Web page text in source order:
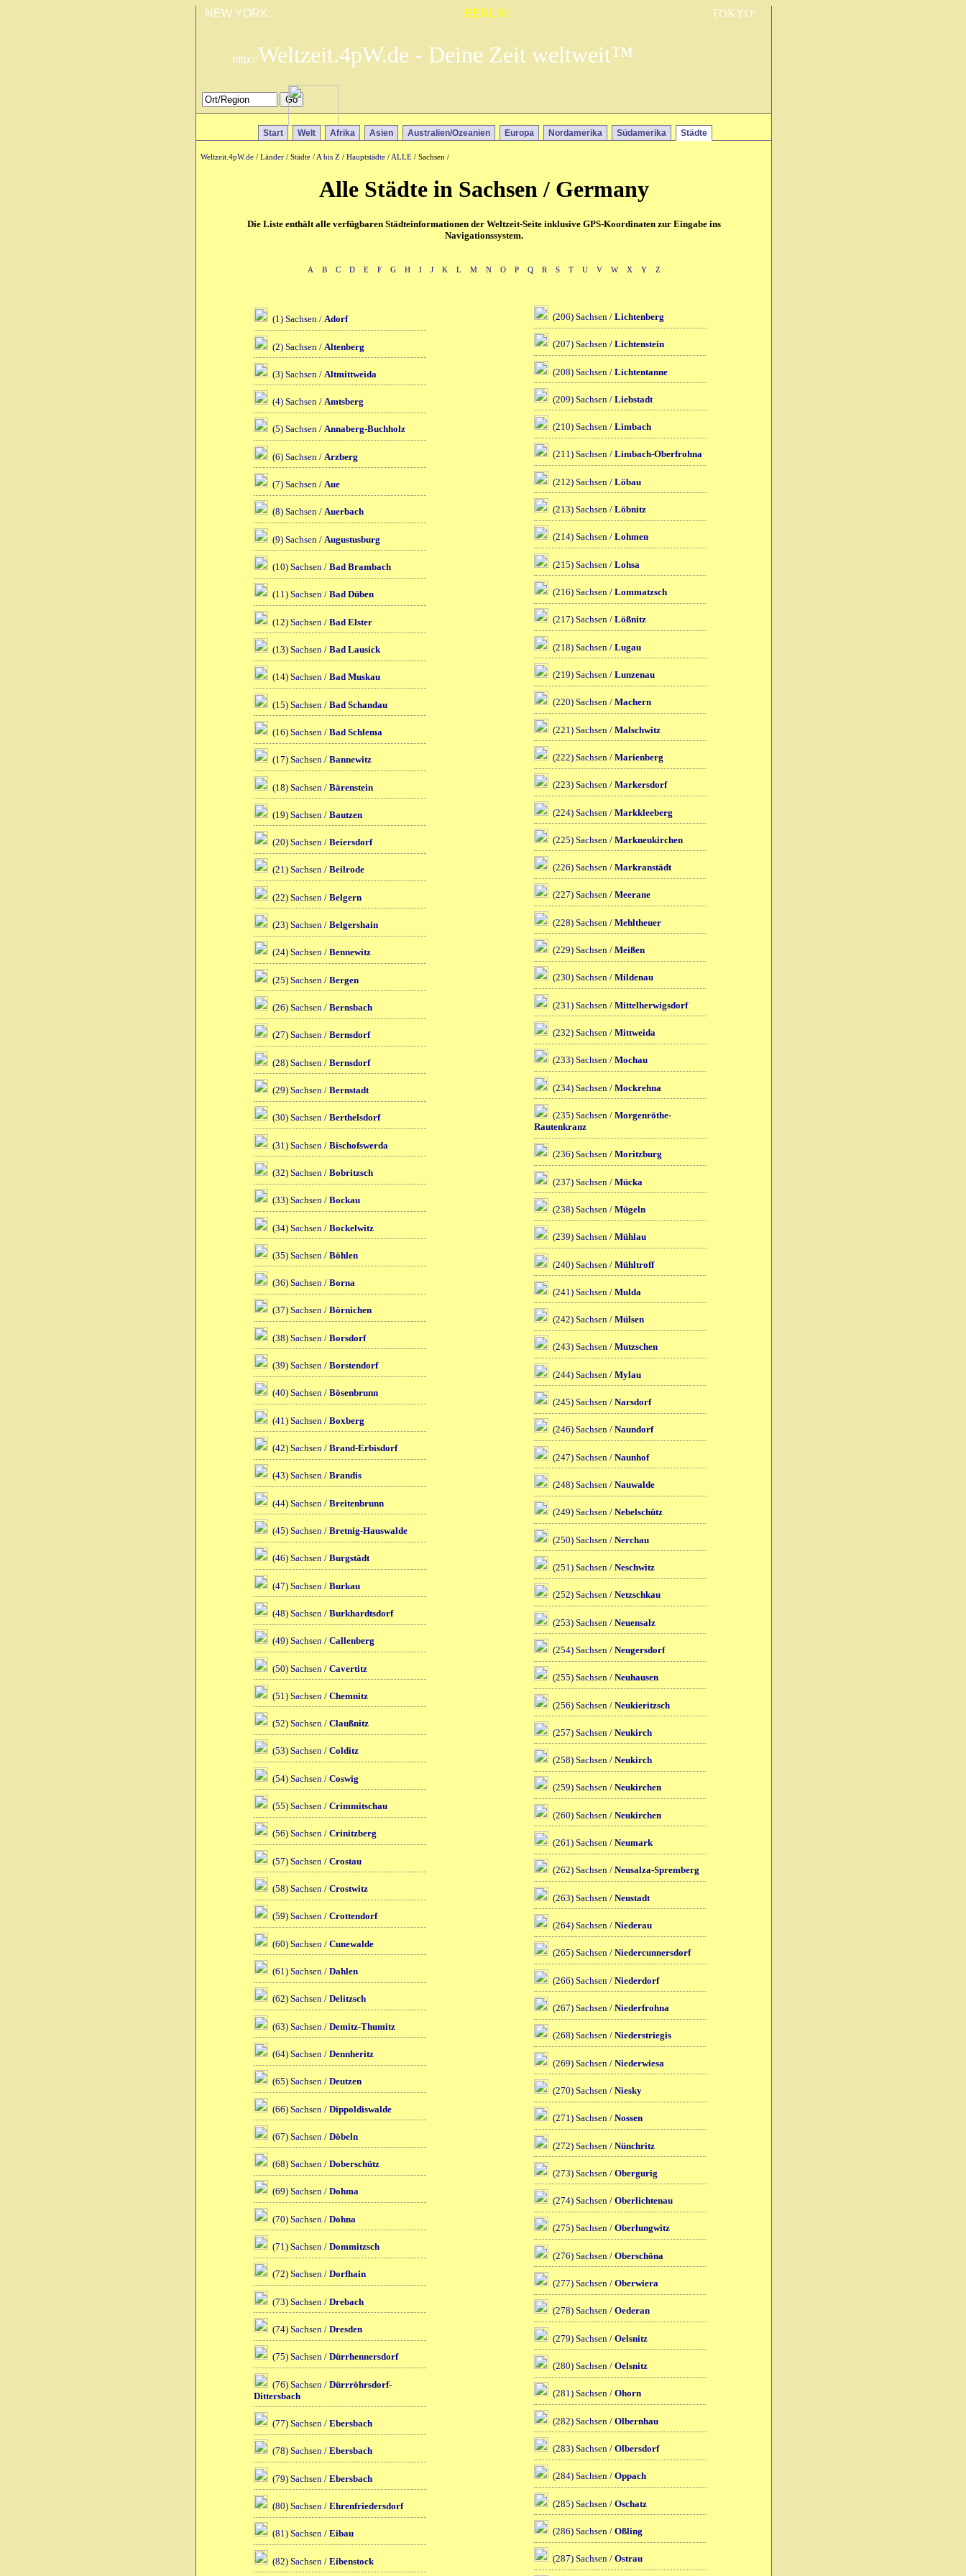
NEW YORK: BERLIN: TOKYO:
http://Weltzeit.4pW.de - Deine Zeit weltweit™
Start Welt Afrika Asien Australien/Ozeanien Europa Nordamerika Südamerika Städte
Weltzeit.4pW.de / Länder / Städte / A bis Z / Hauptstädte / ALLE / Sachsen /
Alle Städte in Sachsen / Germany
Die Liste enthält alle verfügbaren Städteinformationen der Weltzeit-Seite inklusive GPS-Koordinaten zur Eingabe ins
Navigationssystem.
A B C D E F G H I J K L M N O P Q R S T U V W X Y Z
(1) Sachsen / Adorf
(2) Sachsen / Altenberg
(3) Sachsen / Altmittweida
(4) Sachsen / Amtsberg
(5) Sachsen / Annaberg-Buchholz
(6) Sachsen / Arzberg
(7) Sachsen / Aue
(8) Sachsen / Auerbach
(9) Sachsen / Augustusburg
(10) Sachsen / Bad Brambach
(11) Sachsen / Bad Düben
(12) Sachsen / Bad Elster
(13) Sachsen / Bad Lausick
(14) Sachsen / Bad Muskau
(15) Sachsen / Bad Schandau
(16) Sachsen / Bad Schlema
(17) Sachsen / Bannewitz
(18) Sachsen / Bärenstein
(19) Sachsen / Bautzen
(20) Sachsen / Beiersdorf
(21) Sachsen / Beilrode
(22) Sachsen / Belgern
(23) Sachsen / Belgershain
(24) Sachsen / Bennewitz
(25) Sachsen / Bergen
(26) Sachsen / Bernsbach
(27) Sachsen / Bernsdorf
(28) Sachsen / Bernsdorf
(29) Sachsen / Bernstadt
(30) Sachsen / Berthelsdorf
(31) Sachsen / Bischofswerda
(32) Sachsen / Bobritzsch
(33) Sachsen / Bockau
(34) Sachsen / Bockelwitz
(35) Sachsen / Böhlen
(36) Sachsen / Borna
(37) Sachsen / Börnichen
(38) Sachsen / Borsdorf
(39) Sachsen / Borstendorf
(40) Sachsen / Bösenbrunn
(41) Sachsen / Boxberg
(42) Sachsen / Brand-Erbisdorf
(43) Sachsen / Brandis
(44) Sachsen / Breitenbrunn
(45) Sachsen / Bretnig-Hauswalde
(46) Sachsen / Burgstädt
(47) Sachsen / Burkau
(48) Sachsen / Burkhardtsdorf
(49) Sachsen / Callenberg
(50) Sachsen / Cavertitz
(51) Sachsen / Chemnitz
(52) Sachsen / Claußnitz
(53) Sachsen / Colditz
(54) Sachsen / Coswig
(55) Sachsen / Crimmitschau
(56) Sachsen / Crinitzberg
(57) Sachsen / Crostau
(58) Sachsen / Crostwitz
(59) Sachsen / Crottendorf
(60) Sachsen / Cunewalde
(61) Sachsen / Dahlen
(62) Sachsen / Delitzsch
(63) Sachsen / Demitz-Thumitz
(64) Sachsen / Dennheritz
(65) Sachsen / Deutzen
(66) Sachsen / Dippoldiswalde
(67) Sachsen / Döbeln
(68) Sachsen / Doberschütz
(69) Sachsen / Dohma
(70) Sachsen / Dohna
(71) Sachsen / Dommitzsch
(72) Sachsen / Dorfhain
(73) Sachsen / Drebach
(74) Sachsen / Dresden
(75) Sachsen / Dürrhennersdorf
(76) Sachsen / Dürrröhrsdorf-
Dittersbach
(77) Sachsen / Ebersbach
(78) Sachsen / Ebersbach
(79) Sachsen / Ebersbach
(80) Sachsen / Ehrenfriedersdorf
(81) Sachsen / Eibau
(82) Sachsen / Eibenstock
(206) Sachsen / Lichtenberg
(207) Sachsen / Lichtenstein
(208) Sachsen / Lichtentanne
(209) Sachsen / Liebstadt
(210) Sachsen / Limbach
(211) Sachsen / Limbach-Oberfrohna
(212) Sachsen / Löbau
(213) Sachsen / Löbnitz
(214) Sachsen / Lohmen
(215) Sachsen / Lohsa
(216) Sachsen / Lommatzsch
(217) Sachsen / Lößnitz
(218) Sachsen / Lugau
(219) Sachsen / Lunzenau
(220) Sachsen / Machern
(221) Sachsen / Malschwitz
(222) Sachsen / Marienberg
(223) Sachsen / Markersdorf
(224) Sachsen / Markkleeberg
(225) Sachsen / Markneukirchen
(226) Sachsen / Markranstädt
(227) Sachsen / Meerane
(228) Sachsen / Mehltheuer
(229) Sachsen / Meißen
(230) Sachsen / Mildenau
(231) Sachsen / Mittelherwigsdorf
(232) Sachsen / Mittweida
(233) Sachsen / Mochau
(234) Sachsen / Mockrehna
(235) Sachsen / Morgenröthe-
Rautenkranz
(236) Sachsen / Moritzburg
(237) Sachsen / Mücka
(238) Sachsen / Mügeln
(239) Sachsen / Mühlau
(240) Sachsen / Mühltroff
(241) Sachsen / Mulda
(242) Sachsen / Mülsen
(243) Sachsen / Mutzschen
(244) Sachsen / Mylau
(245) Sachsen / Narsdorf
(246) Sachsen / Naundorf
(247) Sachsen / Naunhof
(248) Sachsen / Nauwalde
(249) Sachsen / Nebelschütz
(250) Sachsen / Nerchau
(251) Sachsen / Neschwitz
(252) Sachsen / Netzschkau
(253) Sachsen / Neuensalz
(254) Sachsen / Neugersdorf
(255) Sachsen / Neuhausen
(256) Sachsen / Neukieritzsch
(257) Sachsen / Neukirch
(258) Sachsen / Neukirch
(259) Sachsen / Neukirchen
(260) Sachsen / Neukirchen
(261) Sachsen / Neumark
(262) Sachsen / Neusalza-Spremberg
(263) Sachsen / Neustadt
(264) Sachsen / Niederau
(265) Sachsen / Niedercunnersdorf
(266) Sachsen / Niederdorf
(267) Sachsen / Niederfrohna
(268) Sachsen / Niederstriegis
(269) Sachsen / Niederwiesa
(270) Sachsen / Niesky
(271) Sachsen / Nossen
(272) Sachsen / Nünchritz
(273) Sachsen / Obergurig
(274) Sachsen / Oberlichtenau
(275) Sachsen / Oberlungwitz
(276) Sachsen / Oberschöna
(277) Sachsen / Oberwiera
(278) Sachsen / Oederan
(279) Sachsen / Oelsnitz
(280) Sachsen / Oelsnitz
(281) Sachsen / Ohorn
(282) Sachsen / Olbernhau
(283) Sachsen / Olbersdorf
(284) Sachsen / Oppach
(285) Sachsen / Oschatz
(286) Sachsen / Oßling
(287) Sachsen / Ostrau